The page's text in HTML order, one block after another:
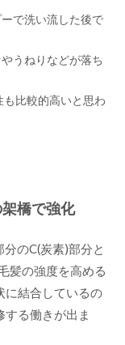
で洗い流した後で
うねりなどが落ち
比較的高いと思わ
橋で強化
のC(炭素)部分と
髪の強度を高める
に結合しているの
る働きが出ま